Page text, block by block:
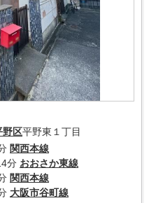
野区平野東１丁目
関西本線
分 おおさか東線
関西本線
大阪市谷町線